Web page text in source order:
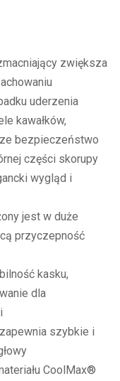
zwiększa
uderzenia
kawałków,
bezpieczeństwo
części skorupy
wygląd i
jest w duże
przyczepność
kasku,
dla
szybkie i
CoolMax®